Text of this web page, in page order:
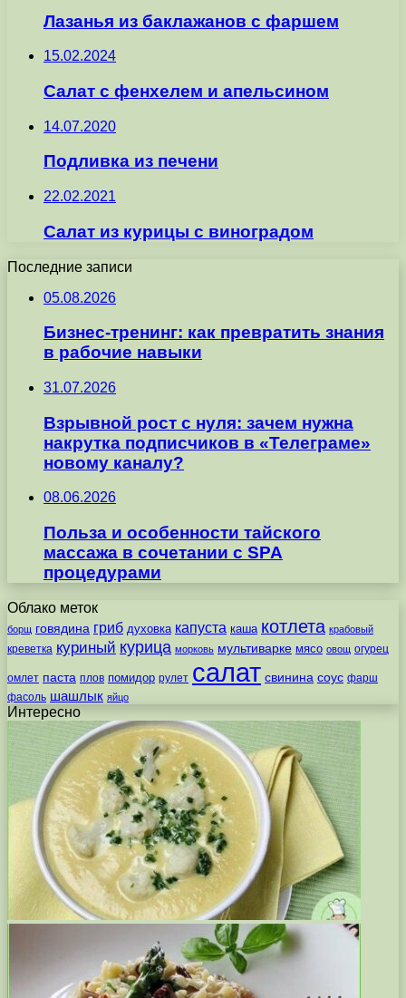
Лазанья из баклажанов с фаршем
15.02.2024
Салат с фенхелем и апельсином
14.07.2020
Подливка из печени
22.02.2021
Салат из курицы с виноградом
Последние записи
05.08.2026
Бизнес-тренинг: как превратить знания
в рабочие навыки
31.07.2026
Взрывной рост с нуля: зачем нужна
накрутка подписчиков в «Телеграме»
новому каналу?
08.06.2026
Польза и особенности тайского
массажа в сочетании с SPA
процедурами
Облако меток
борщ говядина гриб духовка капуста каша котлета крабовый
креветка куриный курица морковь мультиварке мясо овощ огурец
омлет паста плов помидор рулет салат свинина соус фарш
фасоль шашлык яйцо
Интересно